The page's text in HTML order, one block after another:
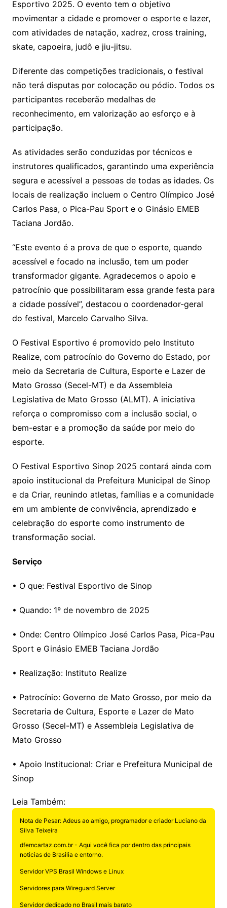
n
k
p
p
m
n
a
s
o
o
m
a
g
e
k.
c
o
e o
M
ai
d
s
Esportivo 2025. O evento tem o objetivo
movimentar a cidade e promover o esporte e lazer,
com atividades de natação, xadrez, cross training,
skate, capoeira, judô e jiu-jitsu.
Diferente das competições tradicionais, o festival
não terá disputas por colocação ou pódio. Todos os
participantes receberão medalhas de
reconhecimento, em valorização ao esforço e à
participação.
As atividades serão conduzidas por técnicos e
instrutores qualificados, garantindo uma experiência
segura e acessível a pessoas de todas as idades. Os
locais de realização incluem o Centro Olímpico José
Carlos Pasa, o Pica-Pau Sport e o Ginásio EMEB
Taciana Jordão.
“Este evento é a prova de que o esporte, quando
acessível e focado na inclusão, tem um poder
transformador gigante. Agradecemos o apoio e
patrocínio que possibilitaram essa grande festa para
a cidade possível”, destacou o coordenador-geral
do festival, Marcelo Carvalho Silva.
O Festival Esportivo é promovido pelo Instituto
Realize, com patrocínio do Governo do Estado, por
meio da Secretaria de Cultura, Esporte e Lazer de
Mato Grosso (Secel-MT) e da Assembleia
Legislativa de Mato Grosso (ALMT). A iniciativa
reforça o compromisso com a inclusão social, o
bem-estar e a promoção da saúde por meio do
esporte.
O Festival Esportivo Sinop 2025 contará ainda com
apoio institucional da Prefeitura Municipal de Sinop
e da Criar, reunindo atletas, famílias e a comunidade
em um ambiente de convivência, aprendizado e
celebração do esporte como instrumento de
transformação social.
Serviço
• O que: Festival Esportivo de Sinop
• Quando: 1º de novembro de 2025
• Onde: Centro Olímpico José Carlos Pasa, Pica-Pau
Sport e Ginásio EMEB Taciana Jordão
• Realização: Instituto Realize
• Patrocínio: Governo de Mato Grosso, por meio da
Secretaria de Cultura, Esporte e Lazer de Mato
Grosso (Secel-MT) e Assembleia Legislativa de
Mato Grosso
• Apoio Institucional: Criar e Prefeitura Municipal de
Sinop
Leia Também:
Nota de Pesar: Adeus ao amigo, programador e criador Luciano da
Silva Teixeira
dfemcartaz.com.br - Aqui você fica por dentro das principais
noticias de Brasilia e entorno.
Servidor VPS Brasil Windows e Linux
Servidores para Wireguard Server
Servidor dedicado no Brasil mais barato